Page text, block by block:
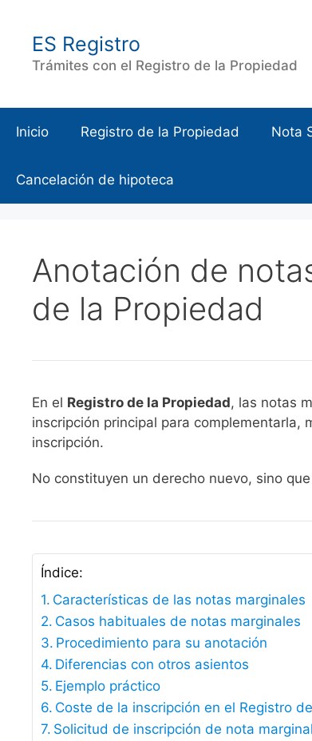
contenidoES Registro
Trámites con el Registro de la Propiedad
Inicio Registro de la Propiedad Nota
Cancelación de hipoteca
Anotación de
de la Propiedad
En el Registro de la Propiedad, las notas
inscripción principal para
inscripción.
No constituyen un derecho nuevo, sino
Índice:
Características de las notas marginales
Casos habituales de notas marginales
Procedimiento para su anotación
Diferencias con otros asientos
Ejemplo práctico
Coste de la inscripción en el Registro
Solicitud de inscripción de nota